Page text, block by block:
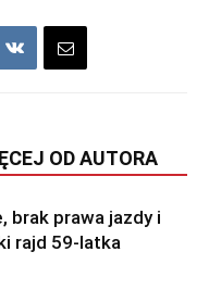
OD AUTORA
brak prawa jazdy i
rajd 59-latka